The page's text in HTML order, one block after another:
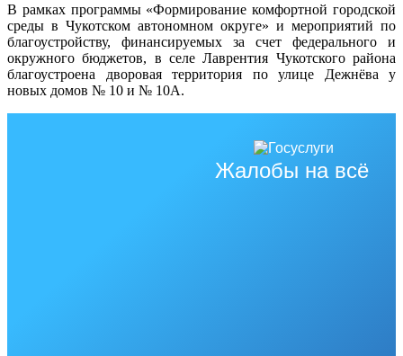
В рамках программы «Формирование комфортной городской
среды в Чукотском автономном округе» и мероприятий по
благоустройству, финансируемых за счет федерального и
окружного бюджетов, в селе Лаврентия Чукотского района
благоустроена дворовая территория по улице Дежнёва у
новых домов № 10 и № 10А.
Жалобы на всё